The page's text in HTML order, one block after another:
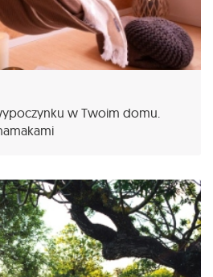
w Twoim domu.